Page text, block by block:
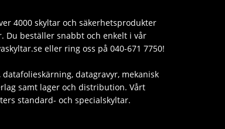
4000 skyltar och säkerhetsprodukter
Du beställer snabbt och enkelt i vår
eller ring oss på 040-671 7750!
datagravyr, mekanisk
samt lager och distribution. Vårt
standard- och specialskyltar.